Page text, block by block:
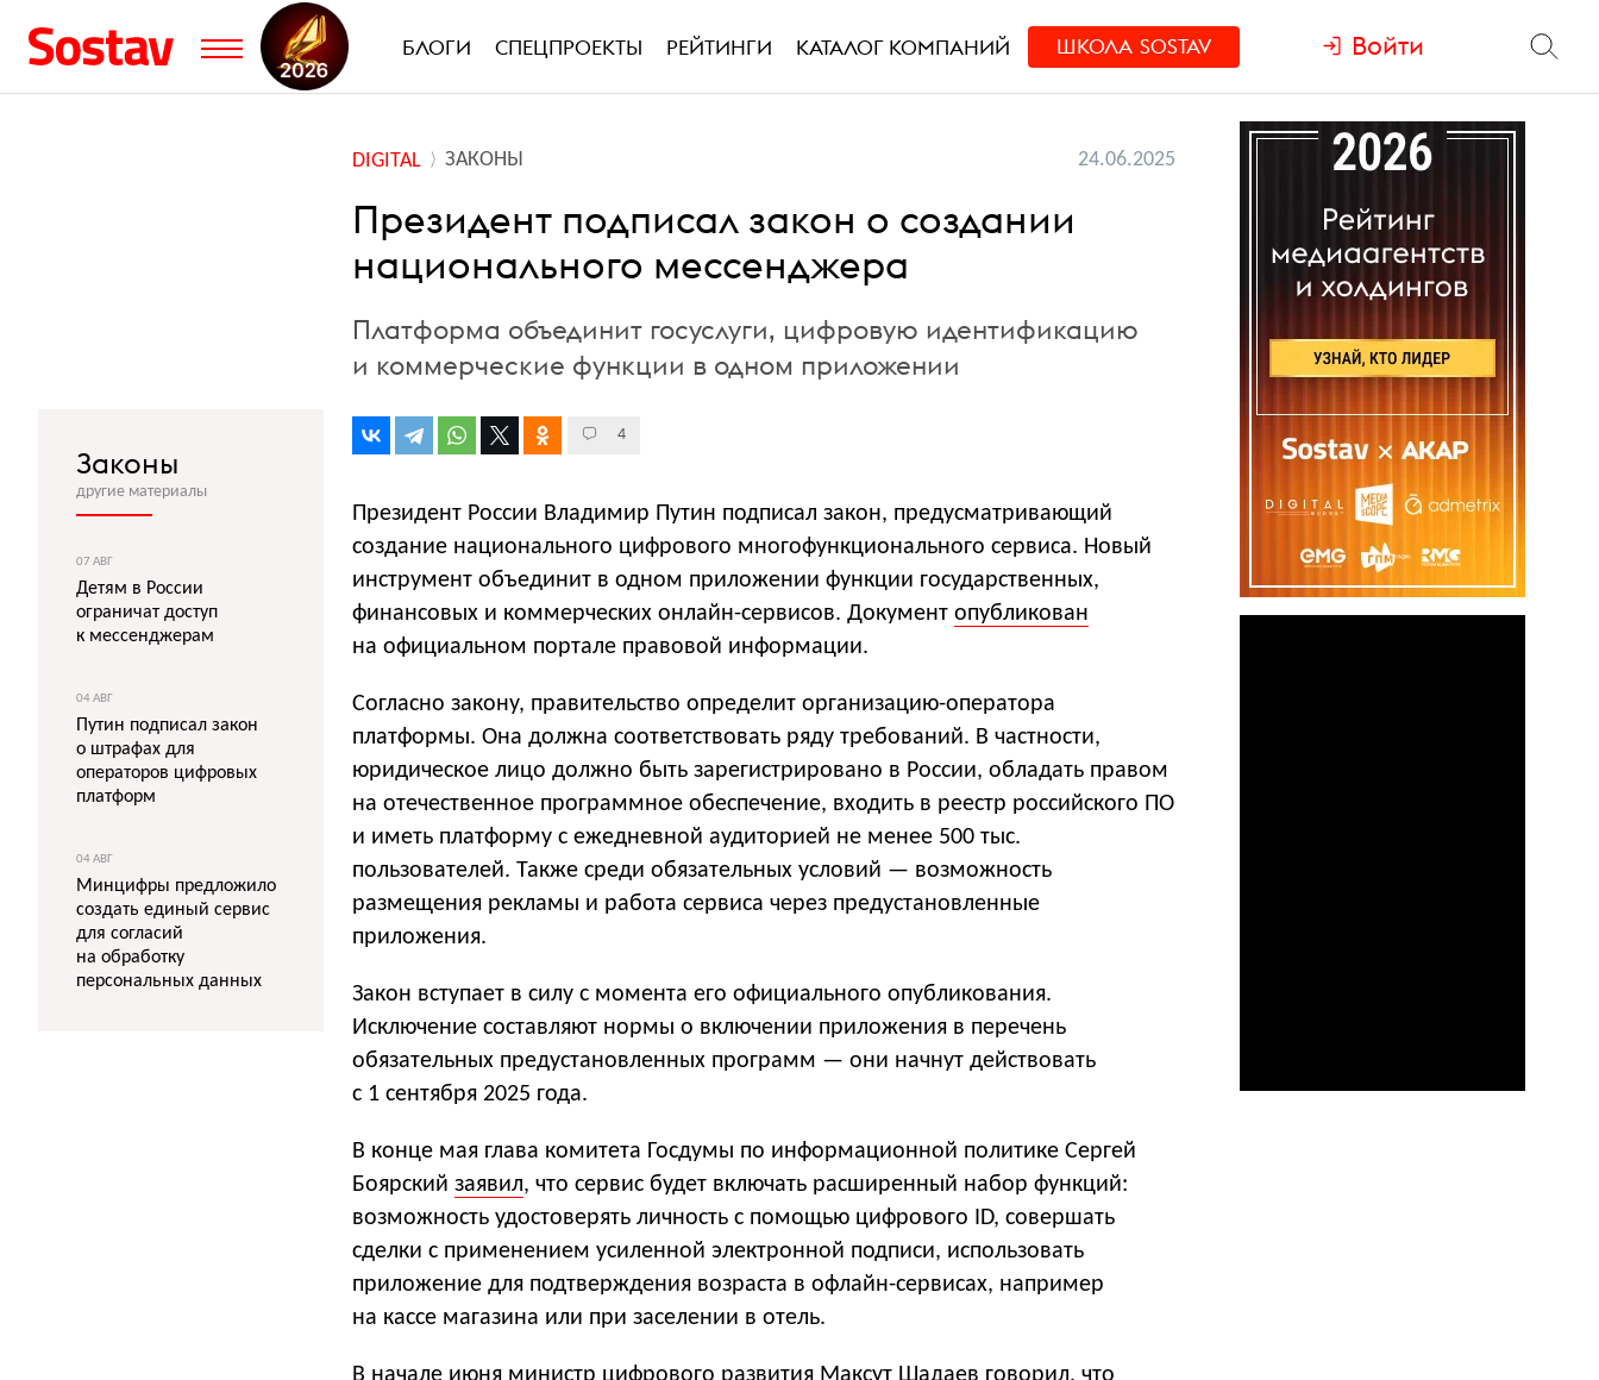
БЛОГИ СПЕЦПРОЕКТЫ РЕЙТИНГИ КАТАЛОГ КОМПАНИЙ ШКОЛА SOSTAV Войти
DIGITAL ЗАКОНЫ 24.06.2025
Президент подписал закон о создании
национального мессенджера
Платформа объединит госуслуги, цифровую идентификацию
и коммерческие функции в одном приложении
4
Президент России Владимир Путин подписал закон, предусматривающий
создание национального цифрового многофункционального сервиса. Новый
инструмент объединит в одном приложении функции государственных,
финансовых и коммерческих онлайн-сервисов. Документ опубликован
на официальном портале правовой информации.
Согласно закону, правительство определит организацию-оператора
платформы. Она должна соответствовать ряду требований. В частности,
юридическое лицо должно быть зарегистрировано в России, обладать правом
на отечественное программное обеспечение, входить в реестр российского ПО
и иметь платформу с ежедневной аудиторией не менее 500 тыс.
пользователей. Также среди обязательных условий — возможность
размещения рекламы и работа сервиса через предустановленные
приложения.
Закон вступает в силу с момента его официального опубликования.
Исключение составляют нормы о включении приложения в перечень
обязательных предустановленных программ — они начнут действовать
с 1 сентября 2025 года.
В конце мая глава комитета Госдумы по информационной политике Сергей
Боярский заявил, что сервис будет включать расширенный набор функций:
возможность удостоверять личность с помощью цифрового ID, совершать
сделки с применением усиленной электронной подписи, использовать
приложение для подтверждения возраста в офлайн-сервисах, например
на кассе магазина или при заселении в отель.
В начале июня министр цифрового развития Максут Шадаев говорил, что
Законы
другие материалы
07 АВГ
Детям в России
ограничат доступ
к мессенджерам
04 АВГ
Путин подписал закон
о штрафах для
операторов цифровых
платформ
04 АВГ
Минцифры предложило
создать единый сервис
для согласий
на обработку
персональных данных